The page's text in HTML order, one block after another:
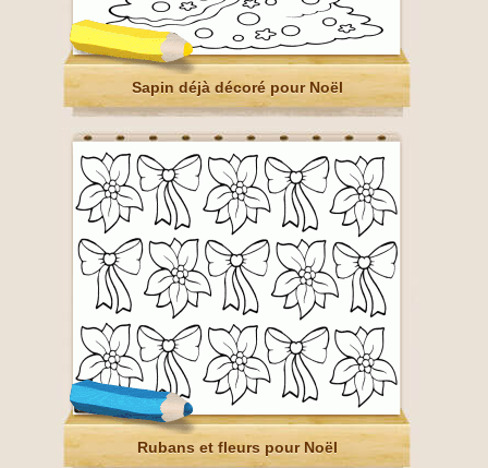
Sapin déjà décoré pour Noël
Rubans et fleurs pour Noël